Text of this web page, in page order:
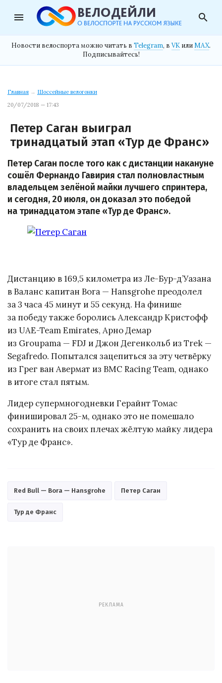
menu search
Новости велоспорта можно читать в Telegram, в VK илиMAX.
Подписывайтесь!
Главная → Шоссейные велогонки
20/07/2018 — 17:43
Петер Саган выиграл
тринадцатый этап «Тур де Франс»
Петер Саган после того как с дистанции накануне
сошёл Фернандо Гавирия стал полновластным
владельцем зелёной майки лучшего спринтера,
и сегодня, 20 июля, он доказал это победой
на тринадцатом этапе «Тур де Франс».
Дистанцию в 169,5 километра из Ле-Бур-д’Уазана
в Валанс капитан Bora — Hansgrohe преодолел
за 3 часа 45 минут и 55 секунд. На финише
за победу также боролись Александр Кристофф
из UAE-Team Emirates, Арно Демар
из Groupama — FDJ и Джон Дегенкольб из Trek —
Segafredo. Попытался зацепиться за эту четвёрку
из Грег ван Авермат из BMC Racing Team, однако
в итоге стал пятым.
Лидер супермногодневки Герайнт Томас
финишировал 25-м, однако это не помешало
сохранить на своих плечах жёлтую майку лидера
«Тур де Франс».
Red Bull — Bora — Hansgrohe Петер Саган
Тур де Франс
РЕКЛАМА